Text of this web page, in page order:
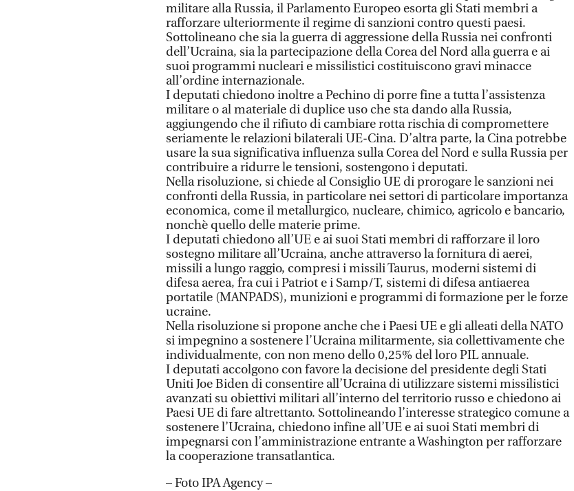
militare alla Russia, il Parlamento Europeo esorta gli Stati membri a
rafforzare ulteriormente il regime di sanzioni contro questi paesi.
Sottolineano che sia la guerra di aggressione della Russia nei confronti
dell’Ucraina, sia la partecipazione della Corea del Nord alla guerra e ai
suoi programmi nucleari e missilistici costituiscono gravi minacce
all’ordine internazionale.
I deputati chiedono inoltre a Pechino di porre fine a tutta l’assistenza
militare o al materiale di duplice uso che sta dando alla Russia,
aggiungendo che il rifiuto di cambiare rotta rischia di compromettere
seriamente le relazioni bilaterali UE-Cina. D’altra parte, la Cina potrebbe
usare la sua significativa influenza sulla Corea del Nord e sulla Russia per
contribuire a ridurre le tensioni, sostengono i deputati.
Nella risoluzione, si chiede al Consiglio UE di prorogare le sanzioni nei
confronti della Russia, in particolare nei settori di particolare importanza
economica, come il metallurgico, nucleare, chimico, agricolo e bancario,
nonchè quello delle materie prime.
I deputati chiedono all’UE e ai suoi Stati membri di rafforzare il loro
sostegno militare all’Ucraina, anche attraverso la fornitura di aerei,
missili a lungo raggio, compresi i missili Taurus, moderni sistemi di
difesa aerea, fra cui i Patriot e i Samp/T, sistemi di difesa antiaerea
portatile (MANPADS), munizioni e programmi di formazione per le forze
ucraine.
Nella risoluzione si propone anche che i Paesi UE e gli alleati della NATO
si impegnino a sostenere l’Ucraina militarmente, sia collettivamente che
individualmente, con non meno dello 0,25% del loro PIL annuale.
I deputati accolgono con favore la decisione del presidente degli Stati
Uniti Joe Biden di consentire all’Ucraina di utilizzare sistemi missilistici
avanzati su obiettivi militari all’interno del territorio russo e chiedono ai
Paesi UE di fare altrettanto. Sottolineando l’interesse strategico comune a
sostenere l’Ucraina, chiedono infine all’UE e ai suoi Stati membri di
impegnarsi con l’amministrazione entrante a Washington per rafforzare
la cooperazione transatlantica.
– Foto IPA Agency –